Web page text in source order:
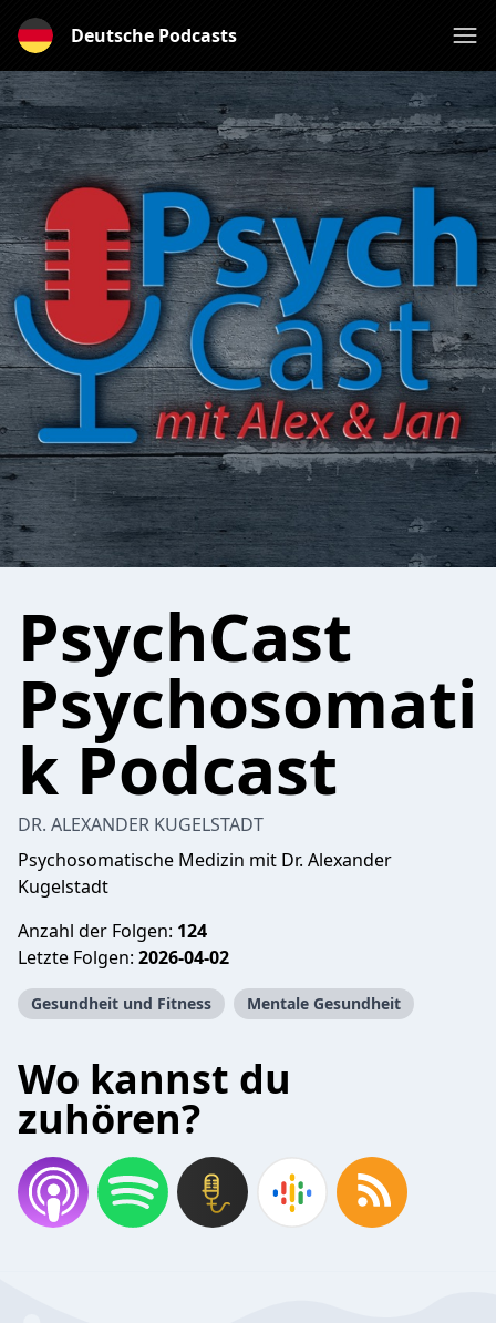
Deutsche Podcasts
PsychCast
Psychosomati
k Podcast
DR. ALEXANDER KUGELSTADT
Psychosomatische Medizin mit Dr. Alexander
Kugelstadt
Anzahl der Folgen: 124
Letzte Folgen: 2026-04-02
Gesundheit und Fitness Mentale Gesundheit
Wo kannst du
zuhören?